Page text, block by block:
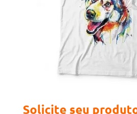
Solicite seu